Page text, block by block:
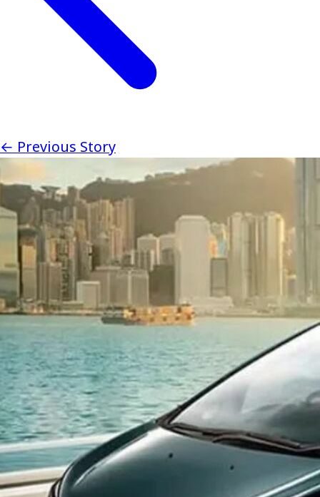
← Previous Story